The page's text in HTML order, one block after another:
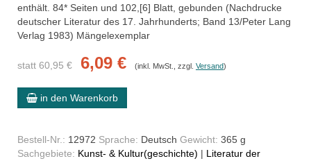
enthält. 84* Seiten und 102,[6] Blatt, gebunden (Nachdrucke
deutscher Literatur des 17. Jahrhunderts; Band 13/Peter Lang
Verlag 1983) Mängelexemplar
statt 60,95 € 6,09 € (inkl. MwSt., zzgl. Versand)
in den Warenkorb
Bestell-Nr.: 12972 Sprache: Deutsch Gewicht: 365 g
Sachgebiete: Kunst- & Kultur(geschichte) | Literatur der